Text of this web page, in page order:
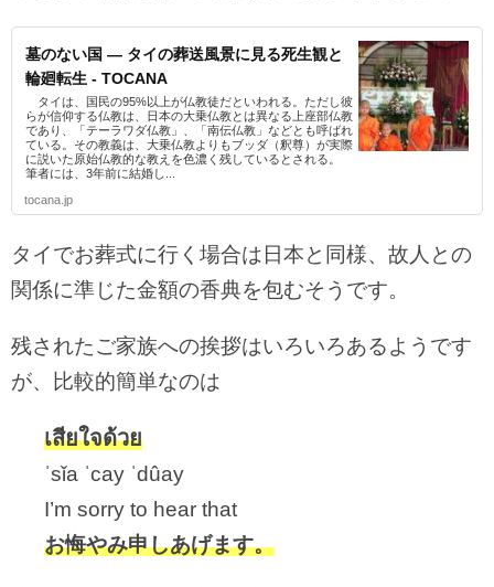
墓のない国 ― タイの葬送風景に見る死生観と
輪廻転生 - TOCANA
タイは、国民の95%以上が仏教徒だといわれる。ただし彼
らが信仰する仏教は、日本の大乗仏教とは異なる上座部仏教
であり、「テーラワダ仏教」、「南伝仏教」などとも呼ばれ
ている。その教義は、大乗仏教よりもブッダ（釈尊）が実際
に説いた原始仏教的な教えを色濃く残しているとされる。
筆者には、3年前に結婚し...
tocana.jp
タイでお葬式に行く場合は日本と同様、故人との
関係に準じた金額の香典を包むそうです。
残されたご家族への挨拶はいろいろあるようです
が、比較的簡単なのは
เสียใจด้วย
ˈsǐa ˈcay ˈdûay
I’m sorry to hear that
お悔やみ申しあげます。